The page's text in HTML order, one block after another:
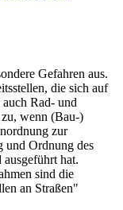
Gefahren aus.
die sich auf
Rad- und
wenn (Bau-)
zur
und Ordnung des
hat.
sind die
an Straßen"